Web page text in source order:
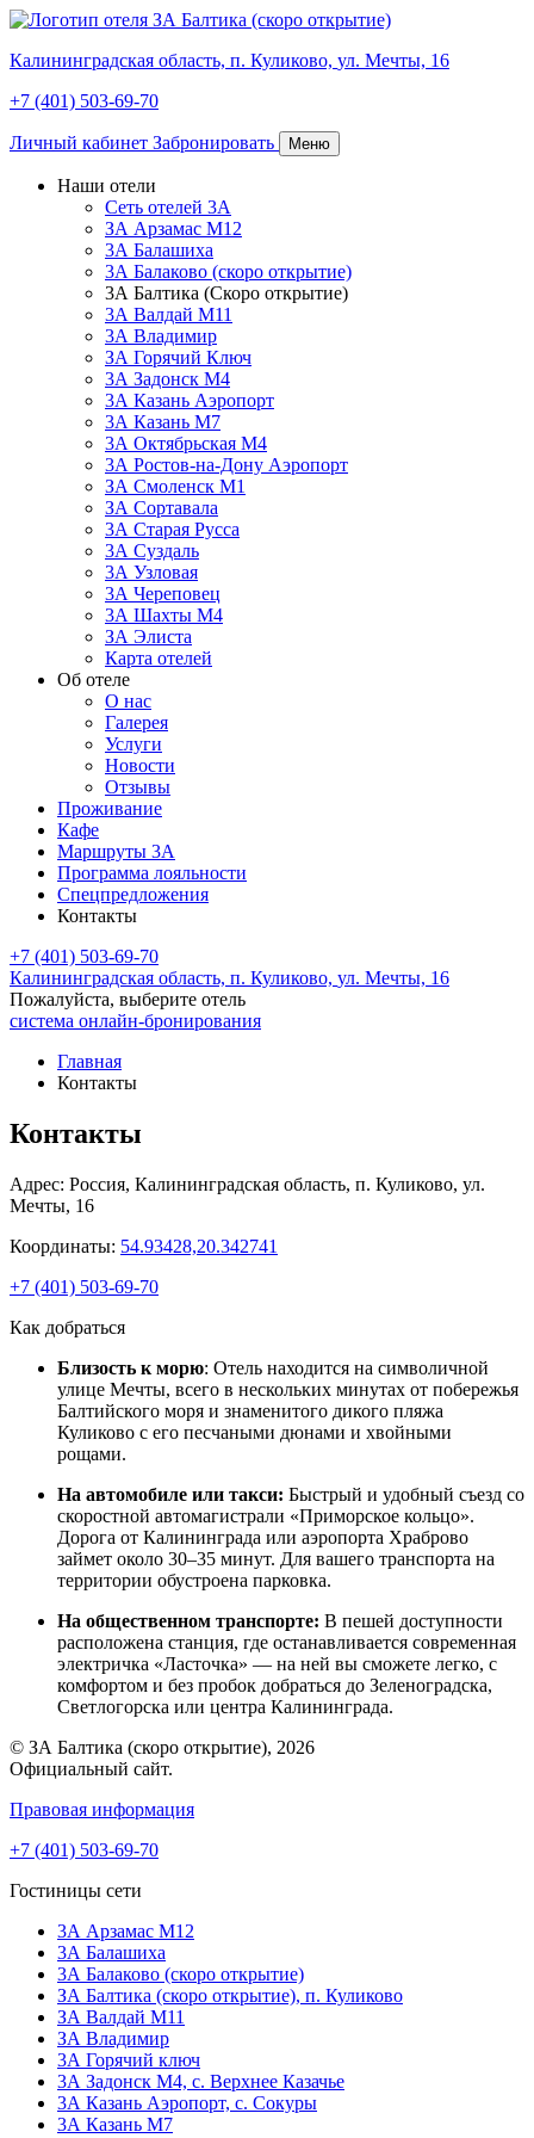
Калининградская область, п. Куликово, ул. Мечты, 16
+7 (401) 503-69-70
Личный кабинет Забронировать Меню
Наши отели
Сеть отелей 3А
ЗА Арзамас М12
3А Балашиха
3А Балаково (скоро открытие)
3А Балтика (Скоро открытие)
3А Валдай М11
3А Владимир
ЗА Горячий Ключ
3А Задонск М4
3А Казань Аэропорт
3А Казань M7
3А Октябрьская М4
3А Ростов-на-Дону Аэропорт
ЗА Смоленск М1
ЗА Сортавала
3А Старая Русса
3А Суздаль
3А Узловая
3А Череповец
3А Шахты М4
ЗА Элиста
Карта отелей
Об отеле
О нас
Галерея
Услуги
Новости
Отзывы
Проживание
Кафе
Маршруты 3А
Программа лояльности
Спецпредложения
Контакты
+7 (401) 503-69-70
Калининградская область, п. Куликово, ул. Мечты, 16
Пожалуйста, выберите отель
система онлайн-бронирования
Главная
Контакты
Контакты
Адрес: Россия, Калининградская область, п. Куликово, ул.
Мечты, 16
Координаты: 54.93428,20.342741
+7 (401) 503-69-70
Как добраться
Близость к морю: Отель находится на символичной
улице Мечты, всего в нескольких минутах от побережья
Балтийского моря и знаменитого дикого пляжа
Куликово с его песчаными дюнами и хвойными
рощами.
На автомобиле или такси: Быстрый и удобный съезд со
скоростной автомагистрали «Приморское кольцо».
Дорога от Калининграда или аэропорта Храброво
займет около 30–35 минут. Для вашего транспорта на
территории обустроена парковка.
На общественном транспорте: В пешей доступности
расположена станция, где останавливается современная
электричка «Ласточка» — на ней вы сможете легко, с
комфортом и без пробок добраться до Зеленоградска,
Светлогорска или центра Калининграда.
© ЗА Балтика (скоро открытие), 2026
Официальный сайт.
Правовая информация
+7 (401) 503-69-70
Гостиницы сети
3А Арзамас М12
3А Балашиха
3А Балаково (скоро открытие)
ЗА Балтика (скоро открытие), п. Куликово
ЗА Валдай M11
ЗА Владимир
3А Горячий ключ
3А Задонск М4, с. Верхнее Казачье
3А Казань Аэропорт, с. Сокуры
3А Казань М7